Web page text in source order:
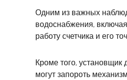
Одним из важных
водоснабжения,
работу счетчика и его
Кроме того,
могут запороть